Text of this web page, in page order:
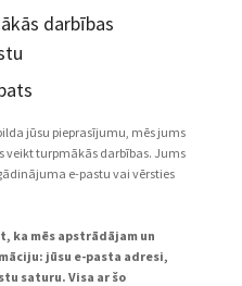
darbības
jūsu pieprasījumu, mēs jums
veikt turpmākās darbības. Jums
e-pastu vai vērsties
ka mēs apstrādājam un
jūsu e-pasta adresi,
saturu. Visa ar šo